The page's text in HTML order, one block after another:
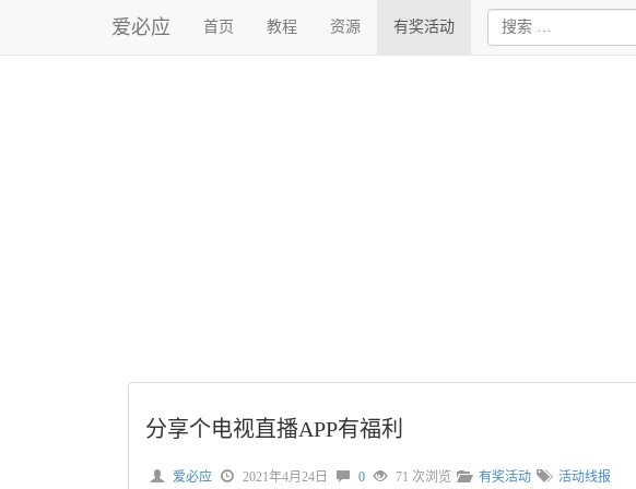
爱必应 首页 教程 资源 有奖活动
分享个电视直播APP有福利
爱必应 2021年4月24日 0 71 次浏览 有奖活动 活动线报